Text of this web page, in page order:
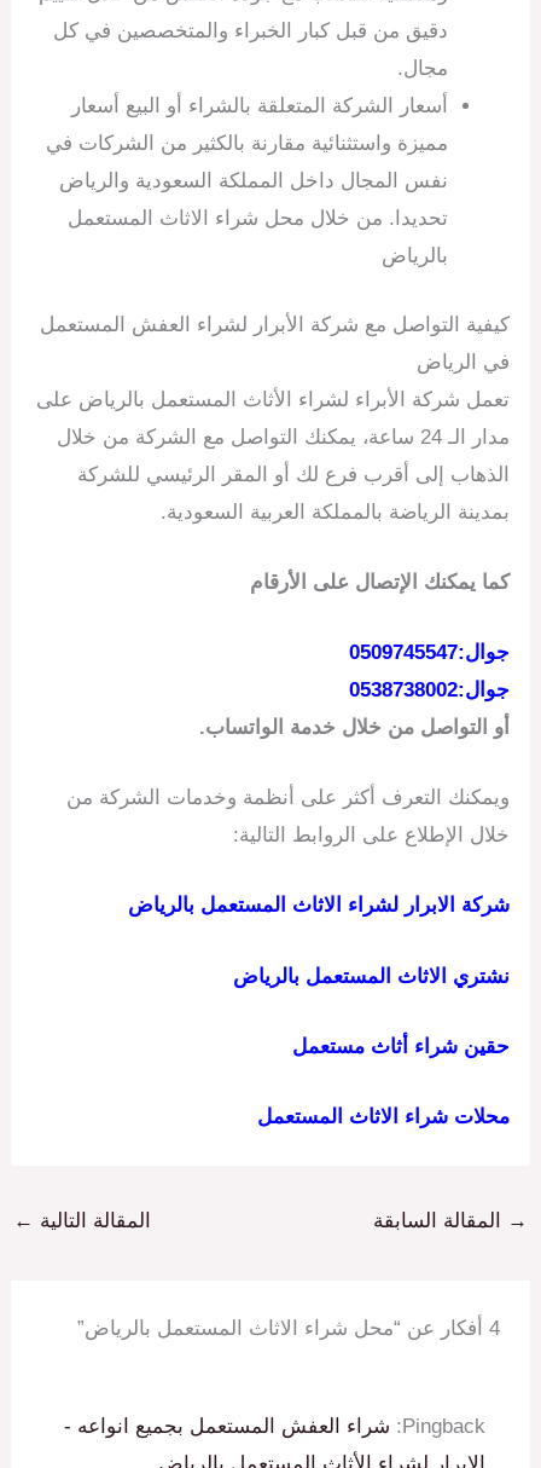
دقيق من قبل كبار الخبراء والمتخصصين في كل
مجال.
أسعار الشركة المتعلقة بالشراء أو البيع أسعار
مميزة واستثنائية مقارنة بالكثير من الشركات في
نفس المجال داخل المملكة السعودية والرياض
تحديدا. من خلال محل شراء الاثاث المستعمل
بالرياض
كيفية التواصل مع شركة الأبرار لشراء العفش المستعمل
في الرياض
تعمل شركة الأبراء لشراء الأثاث المستعمل بالرياض على
مدار الـ 24 ساعة، يمكنك التواصل مع الشركة من خلال
الذهاب إلى أقرب فرع لك أو المقر الرئيسي للشركة
بمدينة الرياضة بالمملكة العربية السعودية.
كما يمكنك الإتصال على الأرقام
جوال:0509745547
جوال:0538738002
أو التواصل من خلال خدمة الواتساب.
ويمكنك التعرف أكثر على أنظمة وخدمات الشركة من
خلال الإطلاع على الروابط التالية:
شركة الابرار لشراء الاثاث المستعمل بالرياض
نشتري الاثاث المستعمل بالرياض
حقين شراء أثاث مستعمل
محلات شراء الاثاث المستعمل
→ المقالة السابقة المقالة التالية ←
4 أفكار عن “محل شراء الاثاث المستعمل بالرياض”
Pingback:
شراء العفش المستعمل بجميع انواعه -